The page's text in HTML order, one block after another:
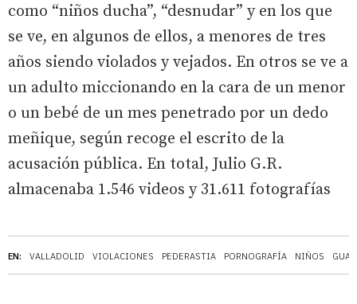
EN: VALLADOLID VIOLACIONES PEDERASTIA PORNOGRAFÍA NIÑOS
como “niños ducha”, “desnudar” y en los que
se ve, en algunos de ellos, a menores de tres
años siendo violados y vejados. En otros se ve a
un adulto miccionando en la cara de un menor
o un bebé de un mes penetrado por un dedo
meñique, según recoge el escrito de la
acusación pública. En total, Julio G.R.
almacenaba 1.546 videos y 31.611 fotografías